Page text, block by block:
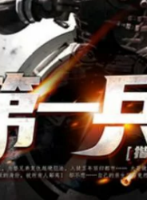
化妝保
電子/紙本書
HOT